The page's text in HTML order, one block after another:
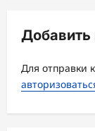
з
п
и
с
Для отправки